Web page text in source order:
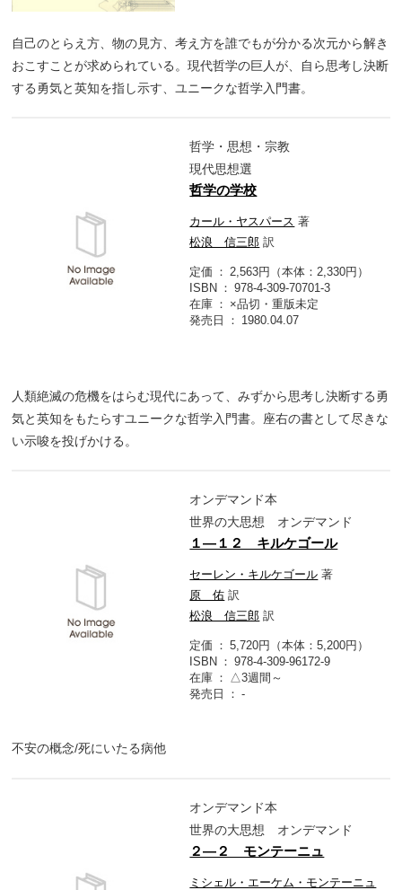
自己のとらえ方、物の見方、考え方を誰でもが分かる次元から解き
おこすことが求められている。現代哲学の巨人が、自ら思考し決断
する勇気と英知を指し示す、ユニークな哲学入門書。
哲学・思想・宗教
現代思想選
哲学の学校
カール・ヤスパース 著
松浪 信三郎 訳
定価
2,563円（本体：2,330円）
ISBN
978-4-309-70701-3
在庫
×品切・重版未定
発売日
1980.04.07
人類絶滅の危機をはらむ現代にあって、みずから思考し決断する勇
気と英知をもたらすユニークな哲学入門書。座右の書として尽きな
い示唆を投げかける。
オンデマンド本
世界の大思想 オンデマンド
１―１２ キルケゴール
セーレン・キルケゴール 著
原 佑 訳
松浪 信三郎 訳
定価
5,720円（本体：5,200円）
ISBN
978-4-309-96172-9
在庫
△3週間～
発売日
-
不安の概念/死にいたる病他
オンデマンド本
世界の大思想 オンデマンド
２―２ モンテーニュ
ミシェル・エーケム・モンテーニュ